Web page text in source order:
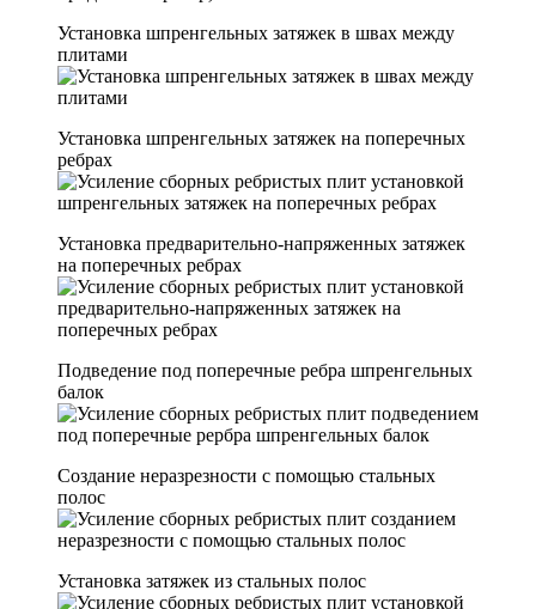
Установка шпренгельных затяжек в швах между
плитами
Установка шпренгельных затяжек на поперечных
ребрах
Установка предварительно-напряженных затяжек
на поперечных ребрах
Подведение под поперечные ребра шпренгельных
балок
Создание неразрезности с помощью стальных
полос
Установка затяжек из стальных полос